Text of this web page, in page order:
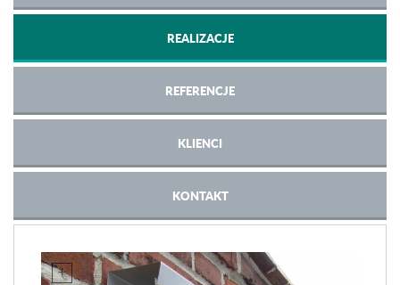
REALIZACJE
REFERENCJE
KLIENCI
KONTAKT